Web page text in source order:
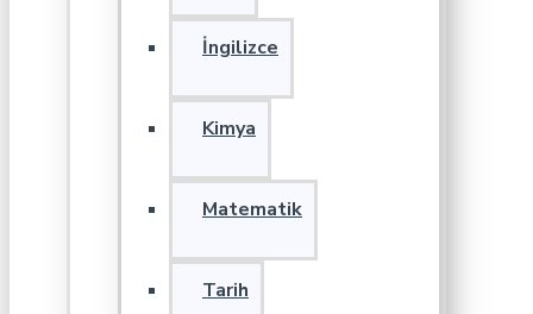
İngilizce
Kimya
Matematik
Tarih